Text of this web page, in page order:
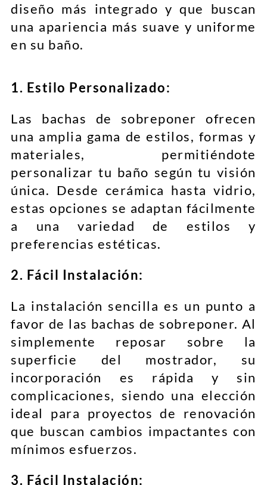
diseño más integrado y que buscan
una apariencia más suave y uniforme
en su baño.
1. Estilo Personalizado:
Las bachas de sobreponer ofrecen
una amplia gama de estilos, formas y
materiales, permitiéndote
personalizar tu baño según tu visión
única. Desde cerámica hasta vidrio,
estas opciones se adaptan fácilmente
a una variedad de estilos y
preferencias estéticas.
2. Fácil Instalación:
La instalación sencilla es un punto a
favor de las bachas de sobreponer. Al
simplemente reposar sobre la
superficie del mostrador, su
incorporación es rápida y sin
complicaciones, siendo una elección
ideal para proyectos de renovación
que buscan cambios impactantes con
mínimos esfuerzos.
3. Fácil Instalación: